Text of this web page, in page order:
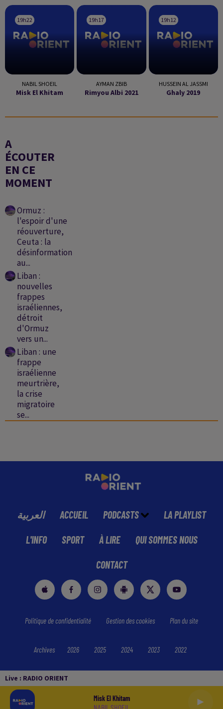
Live : RADIO ORIENT
Misk El Khitam
NABIL SHOEIL
19h22
19h22
NABIL SHOEIL
Misk El Khitam
19h17
19h17
AYMAN ZBIB
Rimyou Albi 2021
19h12
19h12
HUSSEIN AL JASSMI
Ghaly 2019
A
ÉCOUTER
EN CE
MOMENT
Ormuz :
l'espoir d'une
réouverture,
Ceuta : la
désinformation
au...
Liban :
nouvelles
frappes
israéliennes,
détroit
d'Ormuz
vers un...
Liban : une
frappe
israélienne
meurtrière,
la crise
migratoire
se...
العربية ACCUEIL PODCASTS LA PLAYLIST
L'INFO SPORT À LIRE QUI SOMMES NOUS
CONTACT
Politique de confidentialité Gestion des cookies Plan du site
Archives 2026 2025 2024 2023 2022